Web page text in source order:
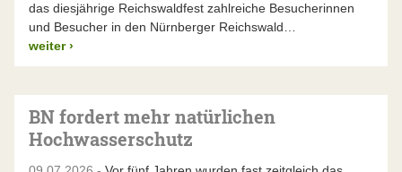
das diesjährige Reichswaldfest zahlreiche Besucherinnen
und Besucher in den Nürnberger Reichswald…
weiter ›
BN fordert mehr natürlichen
Hochwasserschutz